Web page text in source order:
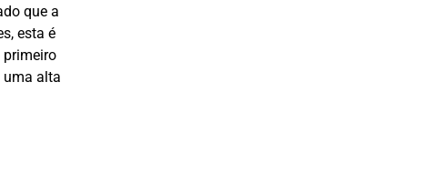
que a
esta é
primeiro
uma alta